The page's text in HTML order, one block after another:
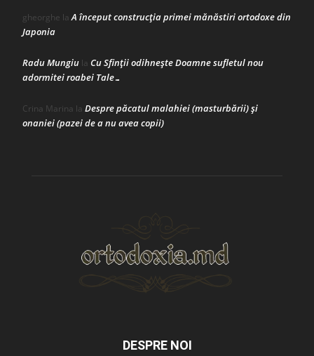
gheorghe laA început construcţia primei mănăstiri ortodoxe din
Japonia
Radu Mungiu la Cu Sfinții odihnește Doamne sufletul nou
adormitei roabei Tale…
Crina Marina la Despre păcatul malahiei (masturbării) şi
onaniei (pazei de a nu avea copii)
DESPRE NOI